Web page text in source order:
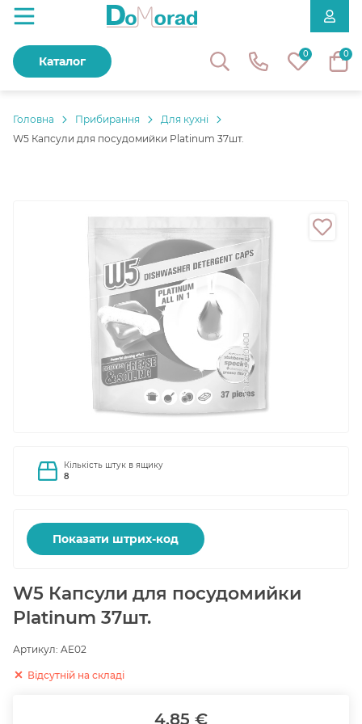
0 0
Каталог
Головнa Прибирання
Для кухні
W5 Капсули для посудомийки Platinum 37шт.
Кількість штук в ящику
8
Показати штрих-код
W5 Капсули для посудомийки
Platinum 37шт.
Артикул: AE02
Відсутній на складі
4.85 €